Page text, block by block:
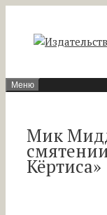
содержимому
Меню
Мик
Кёртиса»